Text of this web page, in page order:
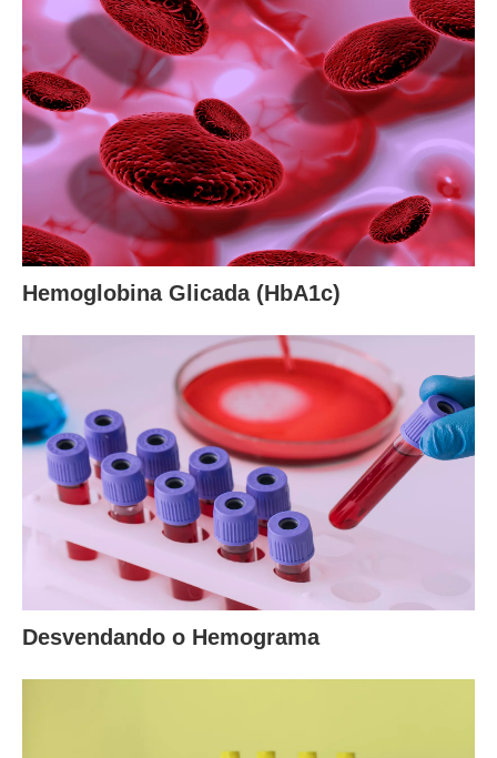
Hemoglobina Glicada (HbA1c)
Desvendando o Hemograma